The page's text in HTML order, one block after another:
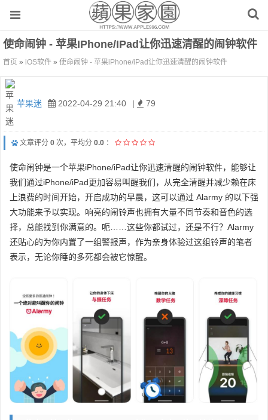
使命闹钟 - 苹果iPhone/iPad让你迅速清醒的闹钟软件
首页 » iOS软件 » 使命闹钟 - 苹果iPhone/iPad让你迅速清醒的闹钟软件
苹果迷 2022-04-29 21:40 | 79
文章评分 0 次，平均分 0.0 ：
使命闹钟是一个苹果iPhone/iPad让你迅速清醒的闹钟软件，能够让
我们通过iPhone/iPad更加容易叫醒我们，从完全清醒并减少赖在床
上浪费的时间开始，开启成功的早晨，这可以通过 Alarmy 的以下强
大功能来予以实现。响亮的闹铃声也拥有大量不同节奏和音色的选
择，总能找到你满意的。呃……这些你都试过，还是不行？Alarmy
还贴心的为你内置了一组警报声，作为亲身体验过这组铃声的笔者
表示，无论你睡的多死都会被它惊醒。